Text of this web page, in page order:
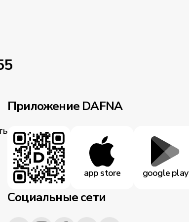
Приложение DAFNA
app store google play
Социальные сети